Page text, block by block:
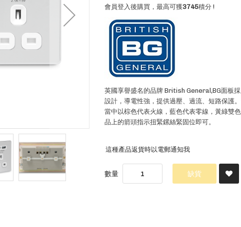
會員登入後購買，最高可獲3745積分 !
英國享譽盛名的品牌 British General,BG面板
設計，導電性強，提供過壓、過流、短路保護
當中以棕色代表火線，藍色代表零線，黃綠雙
品上的箭頭指示扭緊鏍絲緊固位即可。
這種產品返貨時以電郵通知我
數量 缺貨